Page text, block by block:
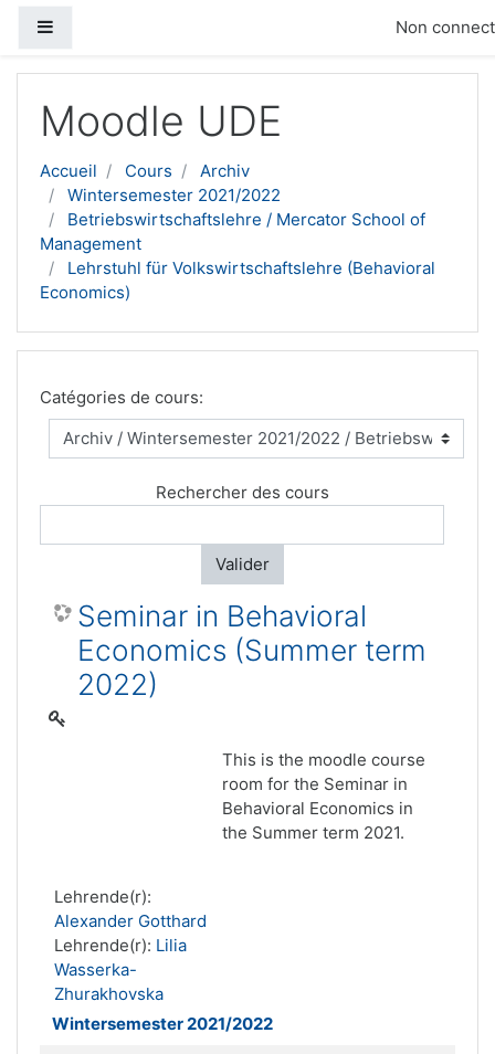
Non
Moodle UDE
Accueil Cours
Archiv
Wintersemester 2021/2022
Betriebswirtschaftslehre / Mercator School of
Management
Lehrstuhl für Volkswirtschaftslehre (Behavioral
Economics)
Catégories de cours:
Rechercher des cours
Valider
Seminar in Behavioral
Economics (Summer term
2022)
This is the moodle course
room for the Seminar in
Behavioral Economics in
the Summer term 2021.
Lehrende(r):
Alexander Gotthard
Lehrende(r): Lilia
Wasserka-
Zhurakhovska
Wintersemester 2021/2022